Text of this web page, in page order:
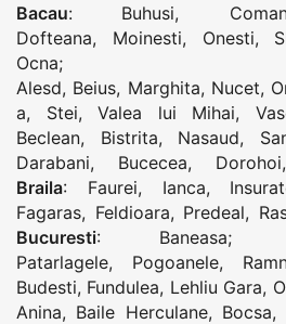
Bacau: Buhusi,
Dofteana, Moinesti, Onesti,
Ocna
Alesd, Beius, Marghita, Nucet,
a, Stei, Valea lui Mihai,
Beclean, Bistrita, Nasaud,
Darabani, Bucecea, Dorohoi
Braila: Faurei, Ianca,
Fagaras, Feldioara, Predeal,
Bucuresti: Baneasa;
Patarlagele, Pogoanele,
Budesti, Fundulea, Lehliu Gara,
Anina, Baile Herculane, Bocsa,